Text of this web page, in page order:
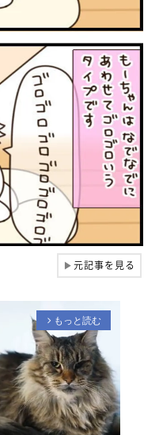
▶元記事を見る
arrow_forward_ios もっと読む